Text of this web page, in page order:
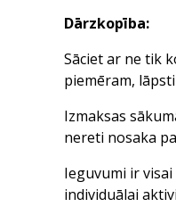
Dārzkopība:
Sāciet ar ne tik
piemēram,
Izmaksas
nereti nosaka
Ieguvumi ir
individuālai